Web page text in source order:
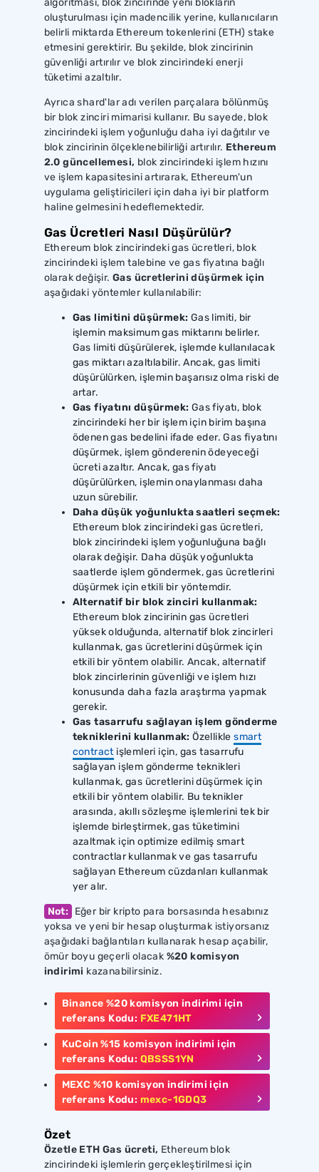
oluşturulması için madencilik yerine, kullanıcıların
belirli miktarda Ethereum tokenlerini (ETH) stake
etmesini gerektirir. Bu şekilde, blok zincirinin
güvenliği artırılır ve blok zincirindeki enerji
tüketimi azaltılır.
Ayrıca shard'lar adı verilen parçalara bölünmüş
bir blok zinciri mimarisi kullanır. Bu sayede, blok
zincirindeki işlem yoğunluğu daha iyi dağıtılır ve
blok zincirinin ölçeklenebilirliği artırılır. Ethereum
2.0 güncellemesi, blok zincirindeki işlem hızını
ve işlem kapasitesini artırarak, Ethereum'un
uygulama geliştiricileri için daha iyi bir platform
haline gelmesini hedeflemektedir.
Gas Ücretleri Nasıl Düşürülür?
Ethereum blok zincirindeki gas ücretleri, blok
zincirindeki işlem talebine ve gas fiyatına bağlı
olarak değişir. Gas ücretlerini düşürmek için
aşağıdaki yöntemler kullanılabilir:
Gas limitini düşürmek: Gas limiti, bir
işlemin maksimum gas miktarını belirler.
Gas limiti düşürülerek, işlemde kullanılacak
gas miktarı azaltılabilir. Ancak, gas limiti
düşürülürken, işlemin başarısız olma riski de
artar.
Gas fiyatını düşürmek: Gas fiyatı, blok
zincirindeki her bir işlem için birim başına
ödenen gas bedelini ifade eder. Gas fiyatını
düşürmek, işlem gönderenin ödeyeceği
ücreti azaltır. Ancak, gas fiyatı
düşürülürken, işlemin onaylanması daha
uzun sürebilir.
Daha düşük yoğunlukta saatleri seçmek:
Ethereum blok zincirindeki gas ücretleri,
blok zincirindeki işlem yoğunluğuna bağlı
olarak değişir. Daha düşük yoğunlukta
saatlerde işlem göndermek, gas ücretlerini
düşürmek için etkili bir yöntemdir.
Alternatif bir blok zinciri kullanmak:
Ethereum blok zincirinin gas ücretleri
yüksek olduğunda, alternatif blok zincirleri
kullanmak, gas ücretlerini düşürmek için
etkili bir yöntem olabilir. Ancak, alternatif
blok zincirlerinin güvenliği ve işlem hızı
konusunda daha fazla araştırma yapmak
gerekir.
Gas tasarrufu sağlayan işlem gönderme
tekniklerini kullanmak: Özelliklesmart
contractişlemleri için, gas tasarrufu
sağlayan işlem gönderme teknikleri
kullanmak, gas ücretlerini düşürmek için
etkili bir yöntem olabilir. Bu teknikler
arasında, akıllı sözleşme işlemlerini tek bir
işlemde birleştirmek, gas tüketimini
azaltmak için optimize edilmiş smart
contractlar kullanmak ve gas tasarrufu
sağlayan Ethereum cüzdanları kullanmak
yer alır.
Not:
Eğer bir kripto para borsasında hesabınız
yoksa ve yeni bir hesap oluşturmak istiyorsanız
aşağıdaki bağlantıları kullanarak hesap açabilir,
ömür boyu geçerli olacak %20 komisyon
indirimi kazanabilirsiniz.
Binance %20komisyon indirimi için
referans Kodu: FXE471HT
KuCoin%15 komisyon indirimi için
referans Kodu: QBSSS1YN
MEXC %10 komisyon indirimi için
referans Kodu: mexc-1GDQ3
Özet
Özetle ETH Gas ücreti, Ethereum blok
zincirindeki işlemlerin gerçekleştirilmesi için